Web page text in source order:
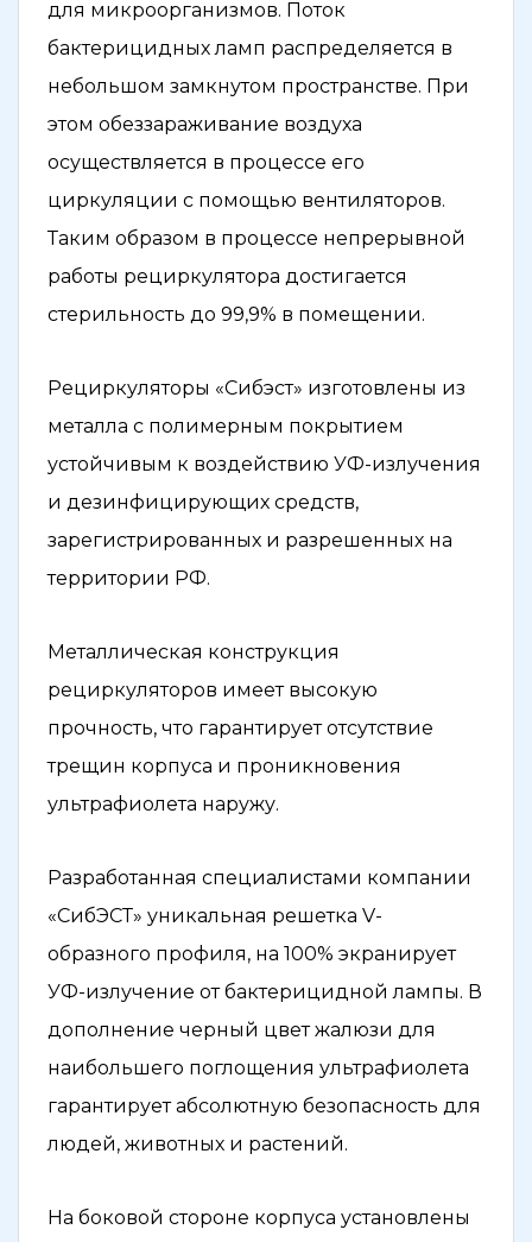
для микроорганизмов. Поток
бактерицидных ламп распределяется в
небольшом замкнутом пространстве. При
этом обеззараживание воздуха
осуществляется в процессе его
циркуляции с помощью вентиляторов.
Таким образом в процессе непрерывной
работы рециркулятора достигается
стерильность до 99,9% в помещении.
Рециркуляторы «Сибэст» изготовлены из
металла с полимерным покрытием
устойчивым к воздействию УФ-излучения
и дезинфицирующих средств,
зарегистрированных и разрешенных на
территории РФ.
Металлическая конструкция
рециркуляторов имеет высокую
прочность, что гарантирует отсутствие
трещин корпуса и проникновения
ультрафиолета наружу.
Разработанная специалистами компании
«СибЭСТ» уникальная решетка V-
образного профиля, на 100% экранирует
УФ-излучение от бактерицидной лампы. В
дополнение черный цвет жалюзи для
наибольшего поглощения ультрафиолета
гарантирует абсолютную безопасность для
людей, животных и растений.
На боковой стороне корпуса установлены